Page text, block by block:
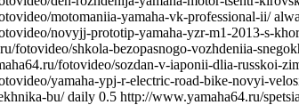
motomaniia-yamaha-vk-professional-ii/
novyjj-prototip-yamaha-yzr-m1-2013-s-
fotovideo/shkola-bezopasnogo-vozhdeniia-
fotovideo/sozdan-v-iaponii-dlia-russkoi-
yamaha-ypj-r-electric-road-bike-novyi-
bu/ daily 0.5 http://www.yamaha64.ru/